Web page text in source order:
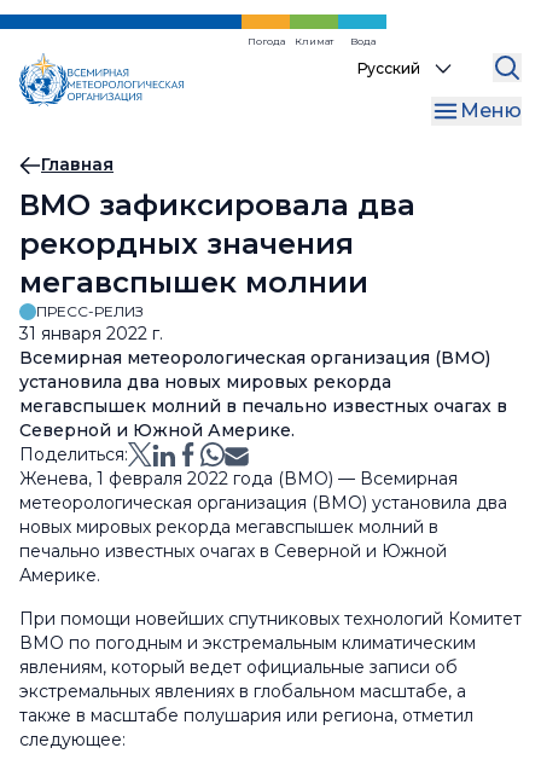
Перейти
основному
содержанию
Погода Климат Вода
Select
language
Меню
Хлебная
крошка
Главная
ВМО зафиксировала два
рекордных значения
мегавспышек молнии
ПРЕСС-РЕЛИЗ
31 января 2022 г.
Всемирная метеорологическая организация (ВМО)
установила два новых мировых рекорда
мегавспышек молний в печально известных очагах в
Северной и Южной Америке.
Поделиться:
Женева, 1 февраля 2022 года (ВМО) — Всемирная
метеорологическая организация (ВМО) установила два
новых мировых рекорда мегавспышек молний в
печально известных очагах в Северной и Южной
Америке.
При помощи новейших спутниковых технологий Комитет
ВМО по погодным и экстремальным климатическим
явлениям, который ведет официальные записи об
экстремальных явлениях в глобальном масштабе, а
также в масштабе полушария или региона, отметил
следующее: